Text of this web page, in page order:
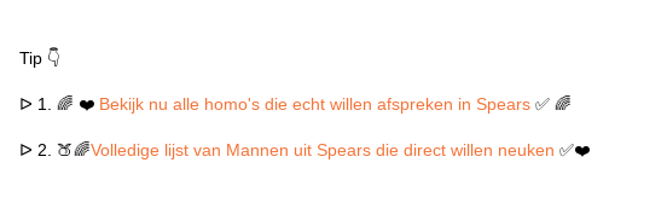
Tip 👇
ᐅ 1. 🌈 ❤️ Bekijk nu alle homo's die echt willen afspreken in Spears ✅ 🌈
ᐅ 2. 🍑🌈Volledige lijst van Mannen uit Spears die direct willen neuken✅❤️